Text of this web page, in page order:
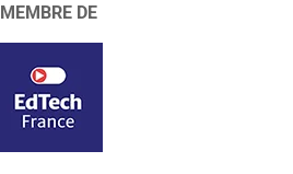
MEMBRE DE